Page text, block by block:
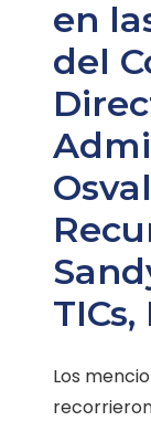
en
del
Los